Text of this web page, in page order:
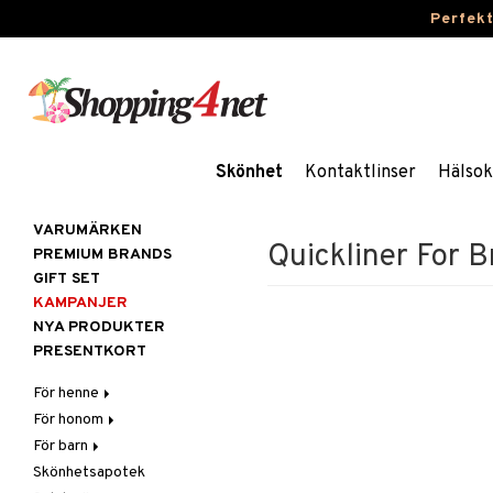
Skönhet Kontaktlinser
Quickliner For
VARUMÄRKEN
PREMIUM BRANDS
GIFT SET
KAMPANJER
NYA PRODUKTER
PRESENTKORT
För henne
Hår
Accessoarer
Balsam
Hudvård
Ansiktscremer
Kosmetika
För honom
Hår
Balsam
Hudvård
För barn
Badprodukter
Skönhetsapotek